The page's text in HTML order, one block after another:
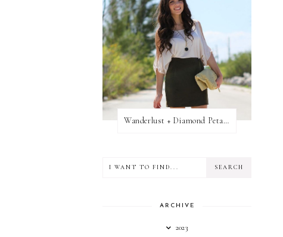
Wanderlust + Diamond Petal Giveaway
ARCHIVE
2023